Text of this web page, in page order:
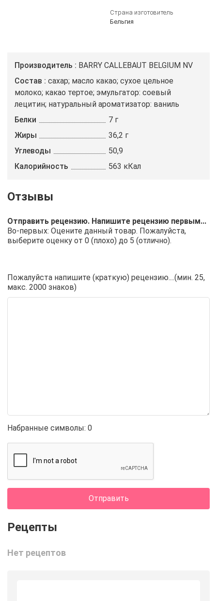
Страна изготовитель
Бельгия
Производитель
BARRY CALLEBAUT BELGIUM NV
Состав
сахар; масло какао; сухое цельное
молоко; какао тертое; эмульгатор: соевый
лецитин; натуральный ароматизатор: ваниль
Белки
7 г
Жиры
36,2 г
Углеводы
50,9
Калорийность
563 кКал
Отправить рецензию. Напишите рецензию первым...
Во-первых: Оцените данный товар. Пожалуйста,
выберите оценку от 0 (плохо) до 5 (отлично).
Пожалуйста напишите (краткую) рецензию....(мин. 25,
макс. 2000 знаков)
Набранные символы: 0
Отправить
Нет рецептов